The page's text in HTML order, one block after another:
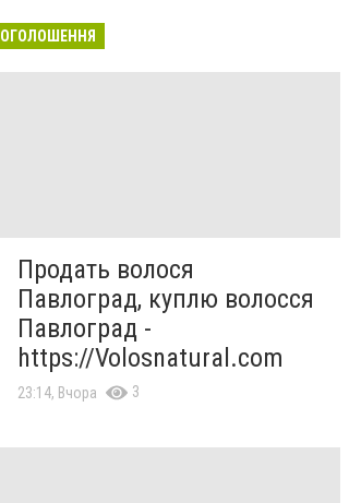
ОГОЛОШЕННЯ
Продать волося
Павлоград, куплю волосся
Павлоград -
https://Volosnatural.com
23:14, Вчора 3